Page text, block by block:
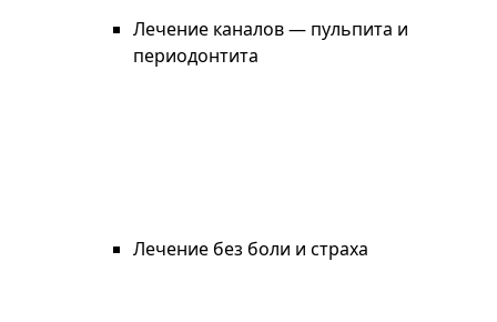
Лечение каналов — пульпита и
периодонтита
Лечение без боли и страха